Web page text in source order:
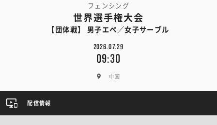
フェンシング
世界選手権大会
【団体戦】 男子エペ／女子サーブル
2026.07.29
09:30
中国
配信情報